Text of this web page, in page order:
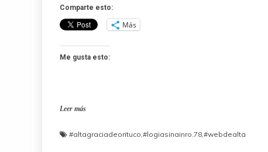
Comparte esto:
Más
Me gusta esto:
Leer más
#altagraciadeorituco,#logiasinainro.78,#webdealta